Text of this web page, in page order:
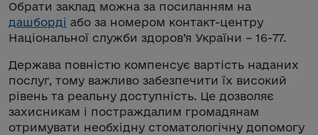
Обрати заклад можна за посиланням на
дашборді або за номером контакт-центру
Національної служби здоров’я України – 16-77.
Держава повністю компенсує вартість наданих
послуг, тому важливо забезпечити їх високий
рівень та реальну доступність. Це дозволяє
захисникам і постраждалим громадянам
отримувати необхідну стоматологічну допомогу